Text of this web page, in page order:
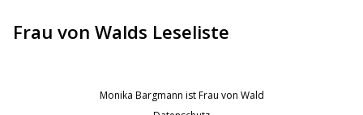
Frau von Walds Leseliste
Monika Bargmann ist Frau von Wald